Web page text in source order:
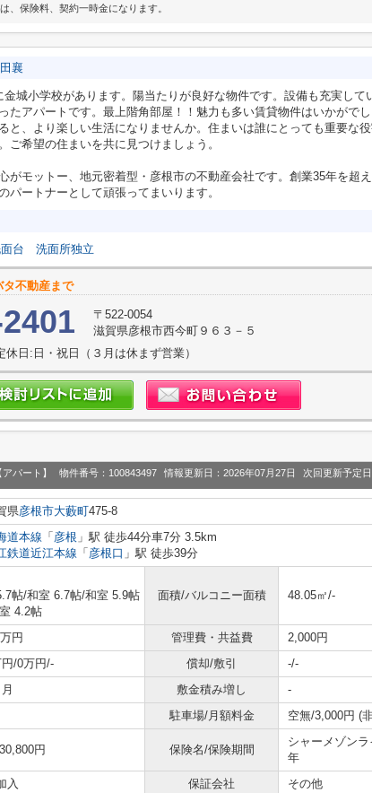
、保険料、契約一時金になります。
襄
金城小学校があります。陽当たりが良好な物件です。設備も充実して
たアパートです。最上階角部屋！！魅力も多い賃貸物件はいかがで
と、より楽しい生活になりませんか。住まいは誰にとっても重要な
ご希望の住まいを共に見つけましょう。
がモットー、地元密着型・彦根市の不動産会社です。創業35年を超
パートナーとして頑張ってまいります。
台 洗面所独立
タ不動産まで
〒522-0054
滋賀県彦根市西今町９６３－５
日:日・祝日（３月は休まず営業）
アパート】 物件番号：100843497 情報更新日：2026年07月27日 次回更新予定
県彦根市大藪町475-8
道本線 「 彦根 」駅 徒歩44分車7分 3.5km
鉄道近江本線 「 彦根口 」駅 徒歩39分
帖/和室 6.7帖/和室 5.9帖
4.2帖
面積/バルコニー面積 48.05㎡/-
円 管理費・共益費
2,000円
/0万円/- 償却/敷引
-/-
敷金積み増し
-
駐車場/月額料金 空無/3,000円 (
円 保険名/保険期間
シャーメゾン
年
入 保証会社 その他